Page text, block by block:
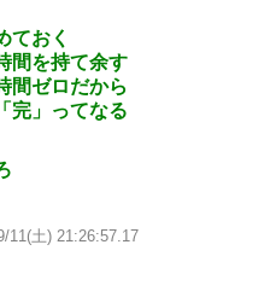
ておく
間を持て余す
間ゼロだから
完」ってなる
11(土) 21:26:57.17